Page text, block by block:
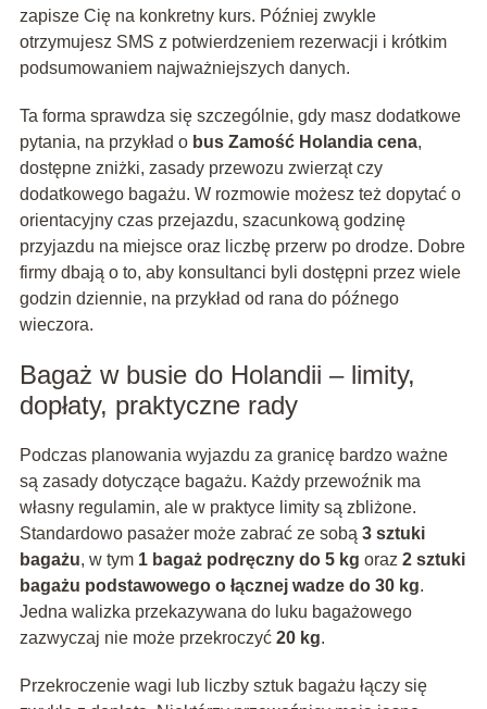
zapisze Cię na konkretny kurs. Później zwykle
otrzymujesz SMS z potwierdzeniem rezerwacji i krótkim
podsumowaniem najważniejszych danych.
Ta forma sprawdza się szczególnie, gdy masz dodatkowe
pytania, na przykład o bus Zamość Holandia cena,
dostępne zniżki, zasady przewozu zwierząt czy
dodatkowego bagażu. W rozmowie możesz też dopytać o
orientacyjny czas przejazdu, szacunkową godzinę
przyjazdu na miejsce oraz liczbę przerw po drodze. Dobre
firmy dbają o to, aby konsultanci byli dostępni przez wiele
godzin dziennie, na przykład od rana do późnego
wieczora.
Bagaż w busie do Holandii – limity,
dopłaty, praktyczne rady
Podczas planowania wyjazdu za granicę bardzo ważne
są zasady dotyczące bagażu. Każdy przewoźnik ma
własny regulamin, ale w praktyce limity są zbliżone.
Standardowo pasażer może zabrać ze sobą 3 sztuki
bagażu, w tym 1 bagaż podręczny do 5 kg oraz 2 sztuki
bagażu podstawowego o łącznej wadze do 30 kg.
Jedna walizka przekazywana do luku bagażowego
zazwyczaj nie może przekroczyć 20 kg.
Przekroczenie wagi lub liczby sztuk bagażu łączy się